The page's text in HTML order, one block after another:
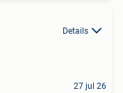
Details
27 jul 26